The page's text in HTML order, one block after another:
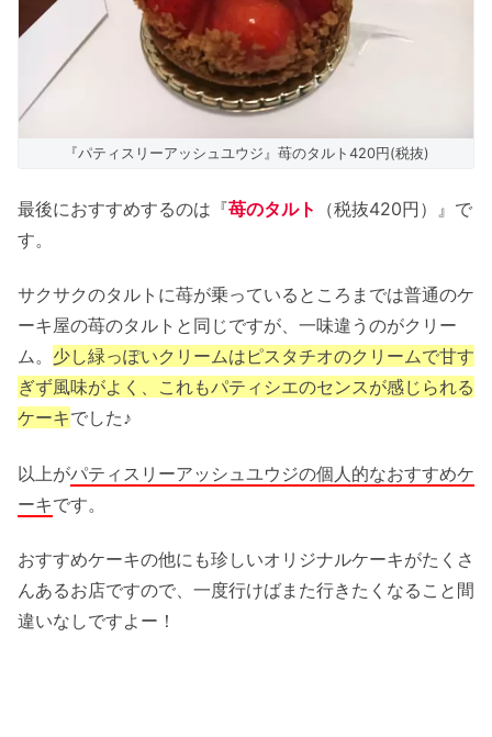
『パティスリーアッシュユウジ』苺のタルト420円(税抜)
最後におすすめするのは『苺のタルト
（税抜420円）』で
す。
サクサクのタルトに苺が乗っているところまでは普通のケ
ーキ屋の苺のタルトと同じですが、一味違うのがクリー
ム。 少し緑っぽいクリームはピスタチオのクリームで甘す
ぎず風味がよく、これもパティシエのセンスが感じられる
ケーキでした♪
以上がパティスリーアッシュユウジの個人的なおすすめケ
ーキです。
おすすめケーキの他にも珍しいオリジナルケーキがたくさ
んあるお店ですので、一度行けばまた行きたくなること間
違いなしですよー！